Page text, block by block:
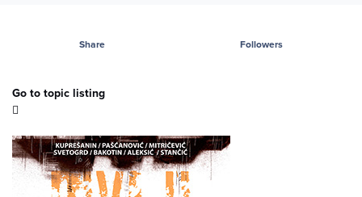
Share Followers
Go to topic listing